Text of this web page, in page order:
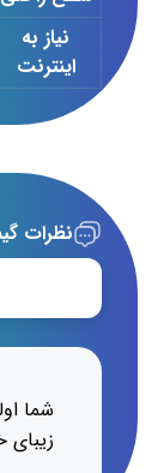
نیاز به
اینترنت
نظرات
شما
زیبای